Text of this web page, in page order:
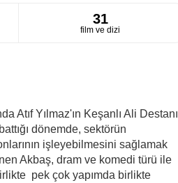
31
film ve dizi
Atıf Yılmaz'ın Keşanlı Ali Destanı
dönemde, sektörün
işleyebilmesini sağlamak
Akbaş, dram ve komedi türü ile
pek çok yapımda birlikte